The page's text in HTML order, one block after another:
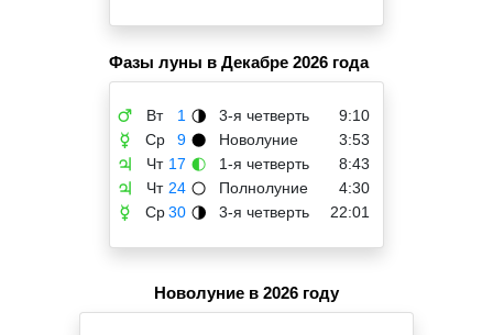
Фазы луны в Декабре 2026 года
♂ Вт 1 🌗 3-я четверть 9:10
☿ Ср 9 🌑 Новолуние 3:53
♃ Чт 17 🌓 1-я четверть 8:43
♃ Чт 24 🌕 Полнолуние 4:30
☿ Ср 30 🌗 3-я четверть 22:01
Новолуние в 2026 году